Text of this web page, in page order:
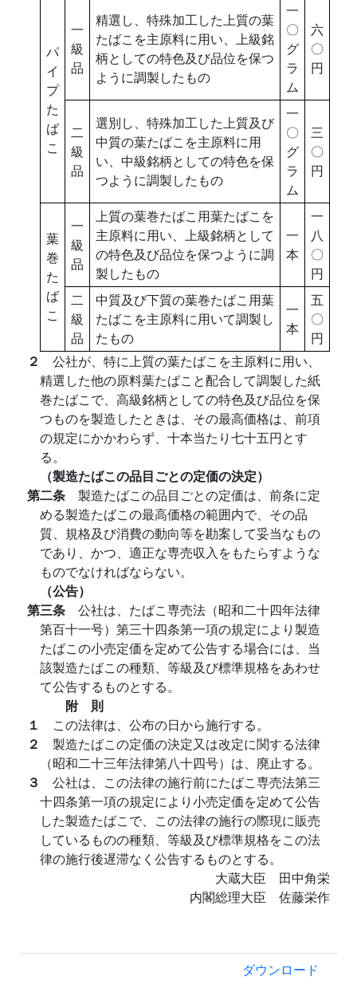
パ
イ
プ
た
ば
こ
一
級
品
精選し、特殊加工した上質の葉
たばこを主原料に用い、上級銘
柄としての特色及び品位を保つ
ように調製したもの
一
〇
グ
ラ
ム
六
〇
円
二
級
品
選別し、特殊加工した上質及び
中質の葉たばこを主原料に用
い、中級銘柄としての特色を保
つように調製したもの
一
〇
グ
ラ
ム
三
〇
円
葉
巻
た
ば
こ
一
級
品
上質の葉巻たばこ用葉たばこを
主原料に用い、上級銘柄として
の特色及び品位を保つように調
製したもの
一
本
一
八
〇
円
二
級
品
中質及び下質の葉巻たばこ用葉
たばこを主原料に用いて調製し
たもの
一
本
五
〇
円
２ 公社が、特に上質の葉たばこを主原料に用い、
精選した他の原料葉たばこと配合して調製した紙
巻たばこで、高級銘柄としての特色及び品位を保
つものを製造したときは、その最高価格は、前項
の規定にかかわらず、十本当たり七十五円とす
る。
（製造たばこの品目ごとの定価の決定）
第二条 製造たばこの品目ごとの定価は、前条に定
める製造たばこの最高価格の範囲内で、その品
質、規格及び消費の動向等を勘案して妥当なもの
であり、かつ、適正な専売収入をもたらすような
ものでなければならない。
（公告）
第三条 公社は、たばこ専売法（昭和二十四年法律
第百十一号）第三十四条第一項の規定により製造
たばこの小売定価を定めて公告する場合には、当
該製造たばこの種類、等級及び標準規格をあわせ
て公告するものとする。
附 則
１ この法律は、公布の日から施行する。
２ 製造たばこの定価の決定又は改定に関する法律
（昭和二十三年法律第八十四号）は、廃止する。
３ 公社は、この法律の施行前にたばこ専売法第三
十四条第一項の規定により小売定価を定めて公告
した製造たばこで、この法律の施行の際現に販売
しているものの種類、等級及び標準規格をこの法
律の施行後遅滞なく公告するものとする。
大蔵大臣 田中角栄
内閣総理大臣 佐藤栄作
ダウンロード